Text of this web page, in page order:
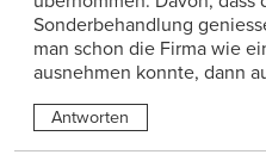
Sonderbehandlung
man schon die Firma wie
ausnehmen konnte, dann
Antworten